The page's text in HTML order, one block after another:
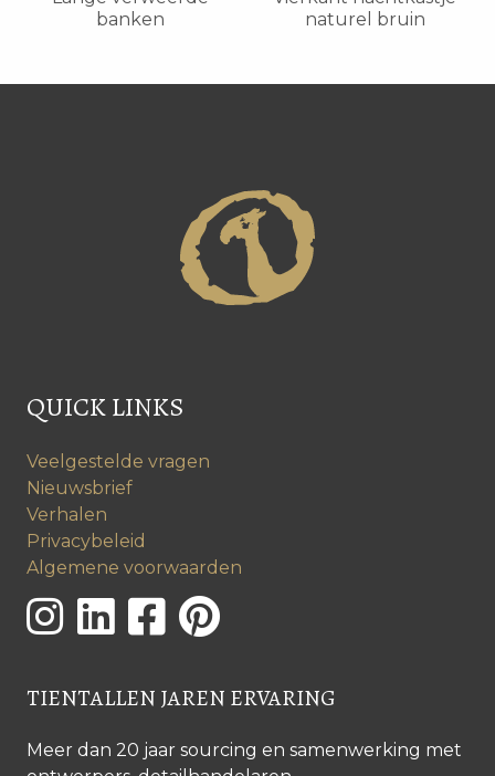
banken
naturel bruin
QUICK LINKS
Veelgestelde vragen
Nieuwsbrief
Verhalen
Privacybeleid
Algemene voorwaarden
TIENTALLEN JAREN ERVARING
Meer dan 20 jaar sourcing en samenwerking met